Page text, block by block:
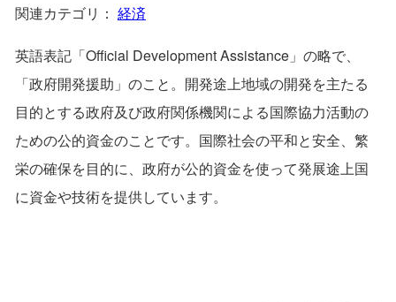
関連カテゴリ： 経済
英語表記「Official Development Assistance」の略で、
「政府開発援助」のこと。開発途上地域の開発を主たる
目的とする政府及び政府関係機関による国際協力活動の
ための公的資金のことです。国際社会の平和と安全、繁
栄の確保を目的に、政府が公的資金を使って発展途上国
に資金や技術を提供しています。